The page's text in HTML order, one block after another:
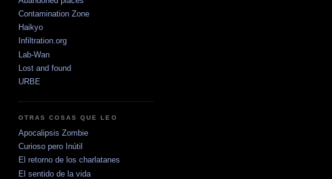
Contamination Zone
Haikyo
Infiltration.org
Lab-Wan
Lost and found
URBE
OTRAS COSAS QUE LEO
Apocalipsis Zombie
Curioso pero Inútil
El retorno de los charlatanes
El sentido de la vida